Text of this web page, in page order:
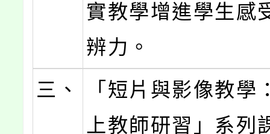
實教學增進學生感
辨力。
三、
「短片與影像教學
上教師研習」系列